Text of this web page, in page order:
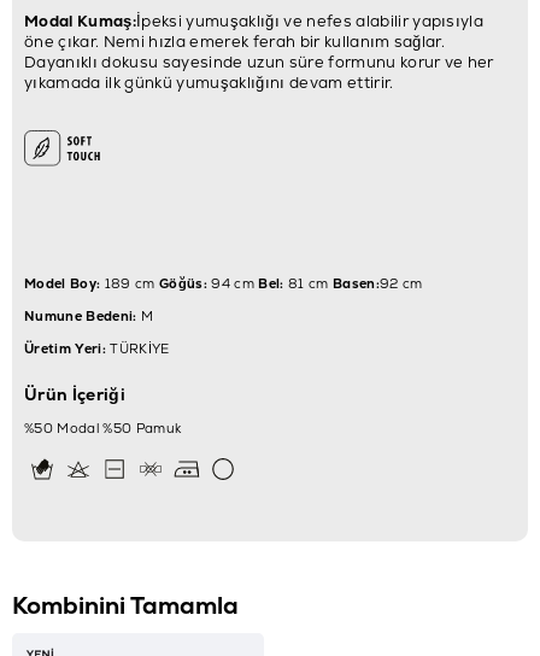
Modal Kumaş:İpeksi yumuşaklığı ve nefes alabilir yapısıyla
öne çıkar. Nemi hızla emerek ferah bir kullanım sağlar.
Dayanıklı dokusu sayesinde uzun süre formunu korur ve her
yıkamada ilk günkü yumuşaklığını devam ettirir.
Model Boy: 189 cm Göğüs:94 cmBel: 81 cm Basen:92 cm
Numune Bedeni: M
Üretim Yeri:TÜRKİYE
Ürün İçeriği
%50 Modal %50 Pamuk
Kombinini Tamamla